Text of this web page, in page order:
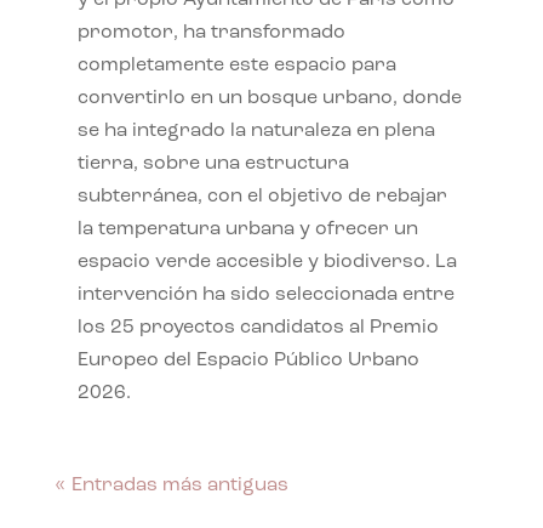
promotor, ha transformado
completamente este espacio para
convertirlo en un bosque urbano, donde
se ha integrado la naturaleza en plena
tierra, sobre una estructura
subterránea, con el objetivo de rebajar
la temperatura urbana y ofrecer un
espacio verde accesible y biodiverso. La
intervención ha sido seleccionada entre
los 25 proyectos candidatos al Premio
Europeo del Espacio Público Urbano
2026.
« Entradas más antiguas